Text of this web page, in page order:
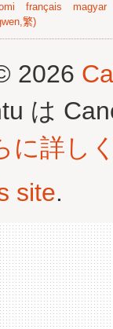
français
magyar
繁)
2026
は
に詳し
site.